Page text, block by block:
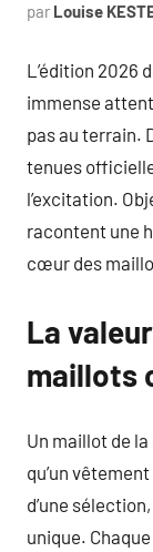
par Louise
L’édition 2026
immense
pas au terrain.
tenues
l’excitation.
racontent une
cœur des
La
maillots
Un maillot de
qu’un
d’une
unique.